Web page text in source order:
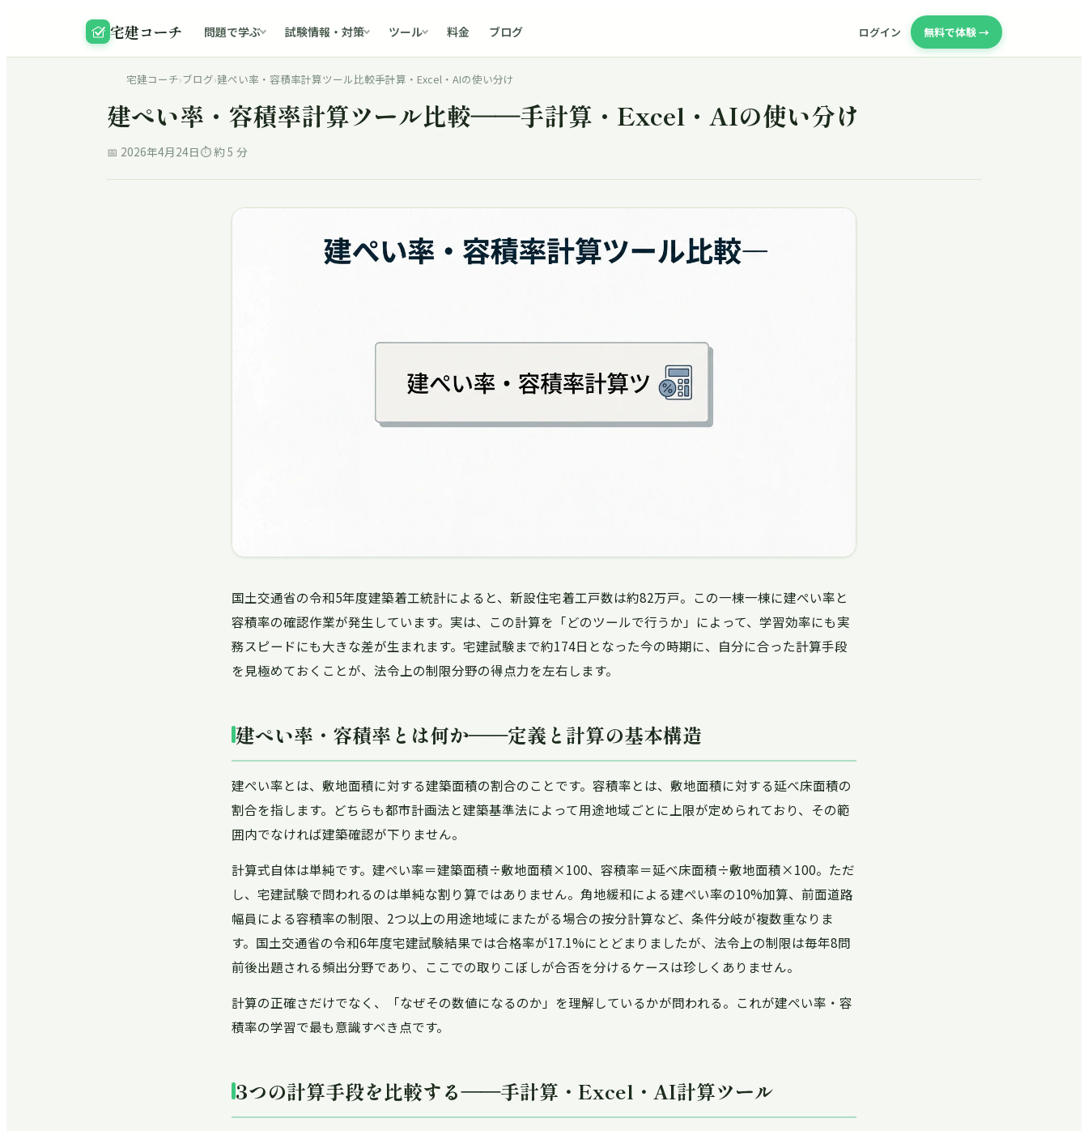
宅建コーチ 問題で学ぶ 試験情報・対策 ツール 料金 ブログ ログイン 無料で体験 →
宅建コーチ›ブログ›建ぺい率・容積率計算ツール比較――手計算・Excel・AIの使い分け
建ぺい率・容積率計算ツール比較――手計算・Excel・AIの使い分け
📅 2026年4月24日⏱ 約5 分
国土交通省の令和5年度建築着工統計によると、新設住宅着工戸数は約82万戸。この一棟一棟に建ぺい率と
容積率の確認作業が発生しています。実は、この計算を「どのツールで行うか」によって、学習効率にも実
務スピードにも大きな差が生まれます。宅建試験まで約174日となった今の時期に、自分に合った計算手段
を見極めておくことが、法令上の制限分野の得点力を左右します。
建ぺい率・容積率とは何か――定義と計算の基本構造
建ぺい率とは、敷地面積に対する建築面積の割合のことです。容積率とは、敷地面積に対する延べ床面積の
割合を指します。どちらも都市計画法と建築基準法によって用途地域ごとに上限が定められており、その範
囲内でなければ建築確認が下りません。
計算式自体は単純です。建ぺい率＝建築面積÷敷地面積×100、容積率＝延べ床面積÷敷地面積×100。ただ
し、宅建試験で問われるのは単純な割り算ではありません。角地緩和による建ぺい率の10%加算、前面道路
幅員による容積率の制限、2つ以上の用途地域にまたがる場合の按分計算など、条件分岐が複数重なりま
す。国土交通省の令和6年度宅建試験結果では合格率が17.1%にとどまりましたが、法令上の制限は毎年8問
前後出題される頻出分野であり、ここでの取りこぼしが合否を分けるケースは珍しくありません。
計算の正確さだけでなく、「なぜその数値になるのか」を理解しているかが問われる。これが建ぺい率・容
積率の学習で最も意識すべき点です。
3つの計算手段を比較する――手計算・Excel・AI計算ツール